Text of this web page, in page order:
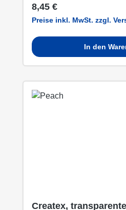
Regulärer Preis:
8,45 €
Preise inkl. MwSt. zzgl.
In den
Createx,